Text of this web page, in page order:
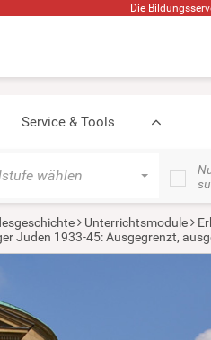
Die
Service & Tools
wählen
Unterrichtsmodule
Juden 1933-45: Ausgegrenzt,